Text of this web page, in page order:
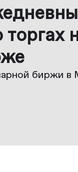
биржи в